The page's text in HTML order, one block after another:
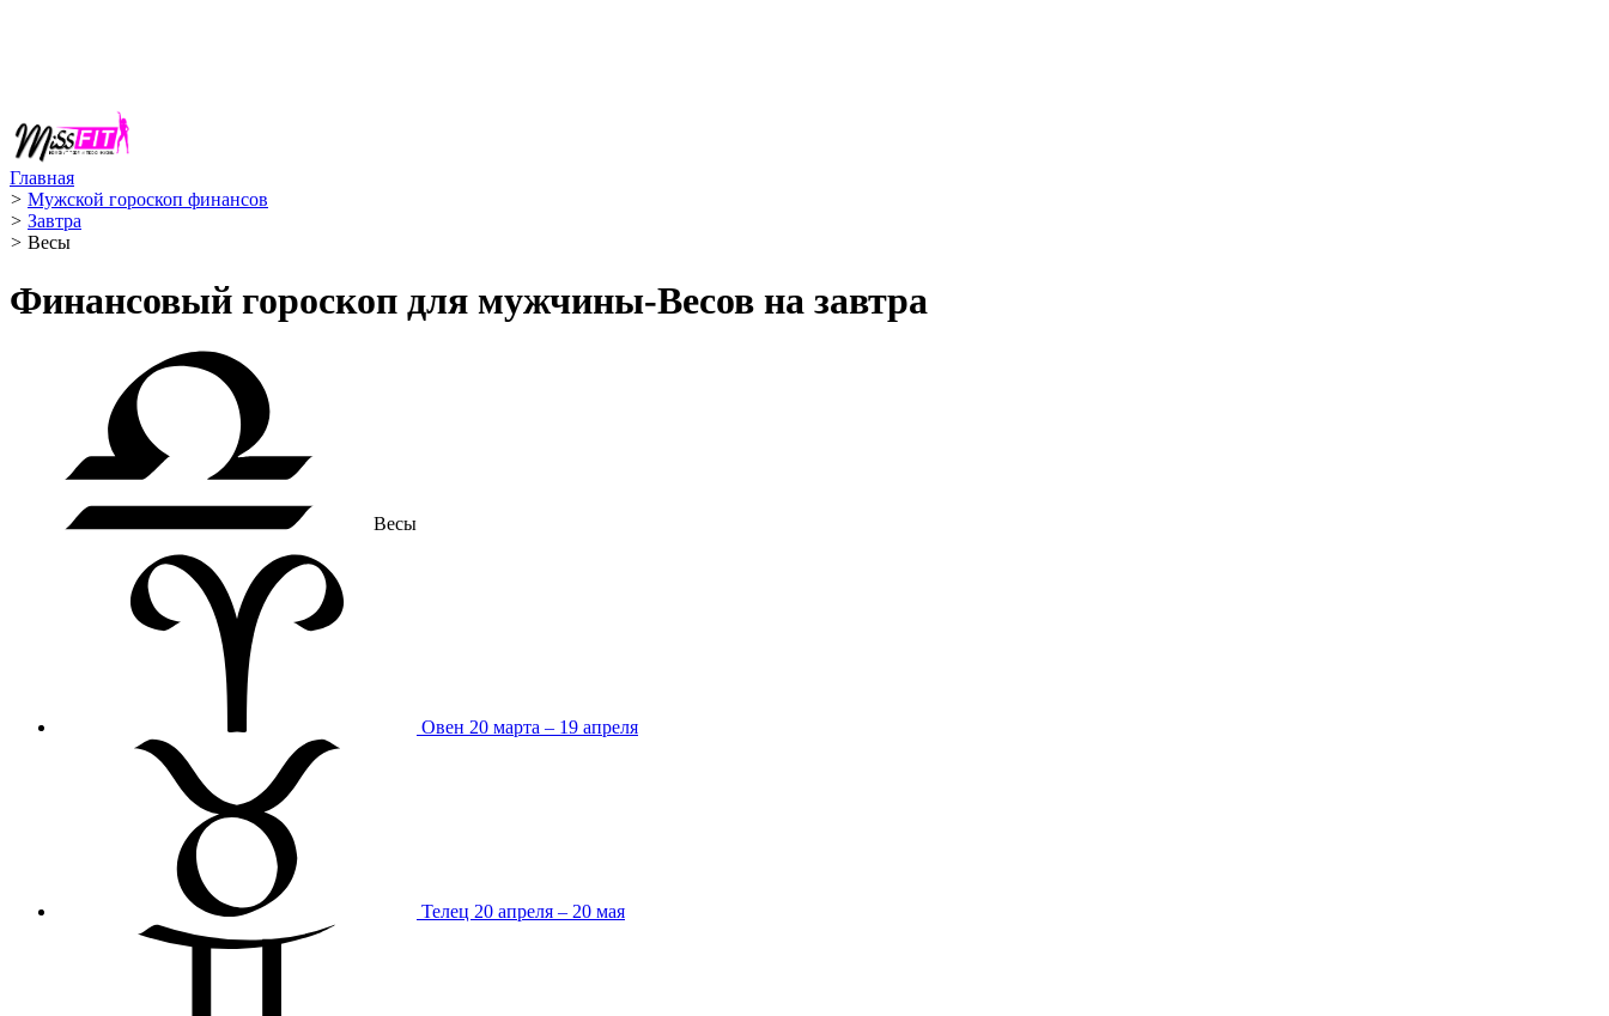
Главная
> Мужской гороскоп финансов
> Завтра
> Весы ️
Финансовый гороскоп для мужчины-Весов на завтра
Весы
Овен 20 марта – 19 апреля
Телец 20 апреля – 20 мая